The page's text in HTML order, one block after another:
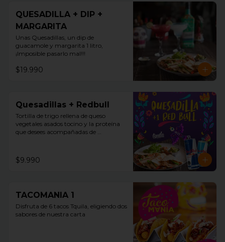
QUESADILLA + DIP +
MARGARITA
Unas Quesadillas, un dip de
guacamole y margarita 1 litro,
¡Imposible pasarlo mal!!!
$19.990
Quesadillas + Redbull
Tortilla de trigo rellena de queso
vegetales asados tocino y la proteína
que desees acompañadas de
$9.990
TACOMANIA 1
Disfruta de 6 tacos Tquila, eligiendo dos
sabores de nuestra carta